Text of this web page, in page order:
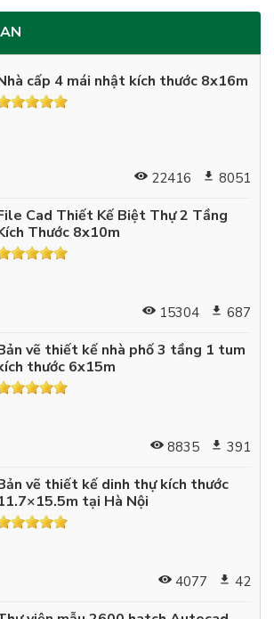
cấp 4 mái nhật kích thước 8x16m
22416 8051
Cad Thiết Kế Biệt Thự 2 Tầng
Thước 8x10m
15304 687
vẽ thiết kế nhà phố 3 tầng 1 tum
thước 6x15m
8835 391
vẽ thiết kế dinh thự kích thước
tại Hà Nội
4077 42